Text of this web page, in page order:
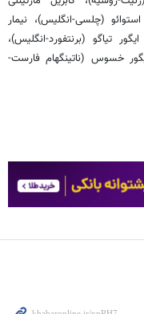
(چلسی-انگلیس)، نیمار
تیاگو (برنتفورد-انگلیس)،
خسوس (ناتینگهام فارست-